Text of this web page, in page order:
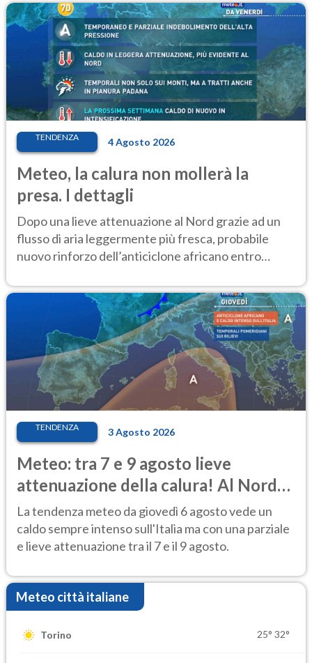
TENDENZA 4 Agosto 2026
Meteo, la calura non mollerà la
presa. I dettagli
Dopo una lieve attenuazione al Nord grazie ad un
flusso di aria leggermente più fresca, probabile
nuovo rinforzo dell’anticiclone africano entro
TENDENZA 3 Agosto 2026
Meteo: tra 7 e 9 agosto lieve
attenuazione della calura! Al Nord
rischio temporali
La tendenza meteo da giovedì 6 agosto vede un
caldo sempre intenso sull'Italia ma con una parziale
e lieve attenuazione tra il 7 e il 9 agosto.
Meteo città italiane
Torino 25° 32°